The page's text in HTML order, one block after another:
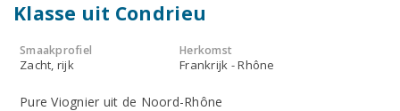
Klasse uit Condrieu
Smaakprofiel
Zacht, rijk
Herkomst
Frankrijk - Rhône
Pure Viognier uit de Noord-Rhône